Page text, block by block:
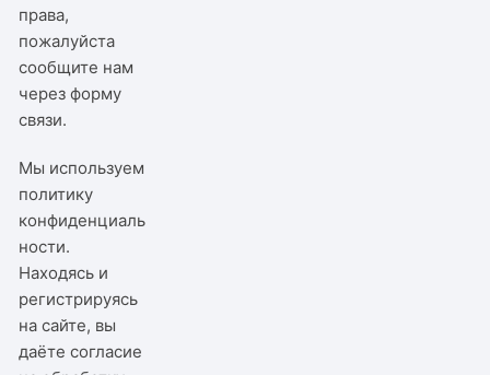
права,
пожалуйста
сообщите нам
черезформу
связи.
Мы используем
политику
конфиденциаль
ности.
Находясь и
регистрируясь
на сайте, вы
даёте согласие